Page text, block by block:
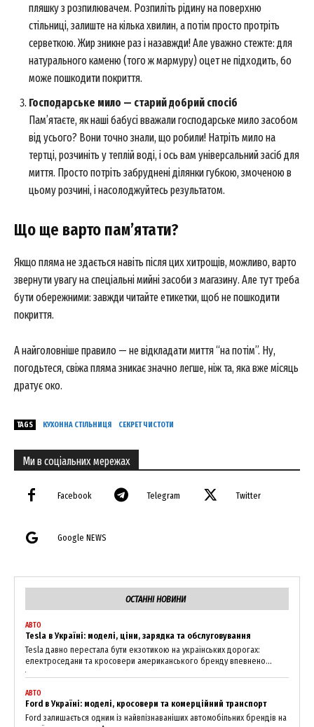
News Week
Magazine PRO
пляшку з розпилювачем. Розпиліть рідину на поверхню
стільниці, залиште на кілька хвилин, а потім просто протріть
серветкою. Жир зникне раз і назавжди! Але уважно стежте: для
натурального каменю (того ж мармуру) оцет не підходить, бо
може пошкодити покриття.
Господарське мило — старий добрий спосіб
Пам’ятаєте, як наші бабусі вважали господарське мило засобом
від усього? Вони точно знали, що робили! Натріть мило на
тертці, розчиніть у теплій воді, і ось вам універсальний засіб для
миття. Просто потріть забруднені ділянки губкою, змоченою в
цьому розчині, і насолоджуйтесь результатом.
Що ще варто пам’ятати?
Якщо пляма не здається навіть після цих хитрощів, можливо, варто
звернути увагу на спеціальні мийні засоби з магазину. Але тут треба
бути обережними: завжди читайте етикетки, щоб не пошкодити
покриття.
А найголовніше правило — не відкладати миття “на потім”. Ну,
погодьтеся, свіжа пляма зникає значно легше, ніж та, яка вже місяць
дратує око.
TAGS КУХОННА СТІЛЬНИЦЯ СЕКРЕТ ЧИСТОТИ
Ми в соціальних мережах
Facebook Telegram Twitter
Google NEWS
ОСТАННІ НОВИНИ
АВТО
Tesla в Україні: моделі, ціни, зарядка та обслуговування
Tesla давно перестала бути екзотикою на українських дорогах:
електроседани та кросовери американського бренду впевнено...
АВТО
Ford в Україні: моделі, кросовери та комерційний транспорт
Ford залишається одним із найвпізнаваніших автомобільних брендів на